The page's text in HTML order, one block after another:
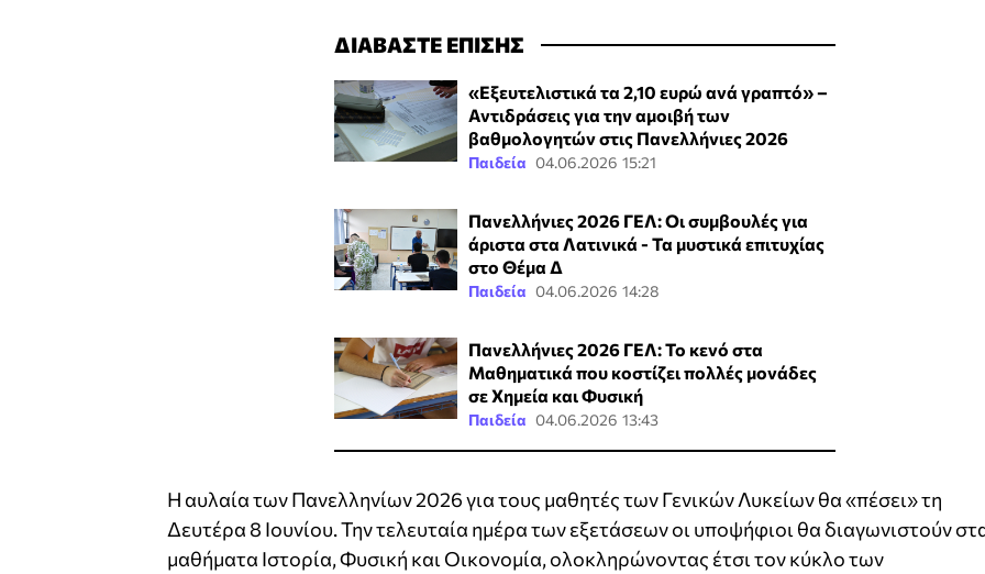
ΔΙΑΒΑΣΤΕ ΕΠΙΣΗΣ
«Εξευτελιστικά τα 2,10 ευρώ ανά γραπτό» –
Αντιδράσεις για την αμοιβή των
βαθμολογητών στις Πανελλήνιες 2026
Παιδεία 04.06.2026 15:21
Πανελλήνιες 2026 ΓΕΛ: Οι συμβουλές για
άριστα στα Λατινικά - Τα μυστικά επιτυχίας
στο Θέμα Δ
Παιδεία 04.06.2026 14:28
Πανελλήνιες 2026 ΓΕΛ: Το κενό στα
Μαθηματικά που κοστίζει πολλές μονάδες
σε Χημεία και Φυσική
Παιδεία 04.06.2026 13:43
Η αυλαία των Πανελληνίων 2026 για τους μαθητές των Γενικών Λυκείων θα «πέσει» τη
Δευτέρα 8 Ιουνίου. Την τελευταία ημέρα των εξετάσεων οι υποψήφιοι θα διαγωνιστούν
μαθήματα Ιστορία, Φυσική και Οικονομία, ολοκληρώνοντας έτσι τον κύκλο των